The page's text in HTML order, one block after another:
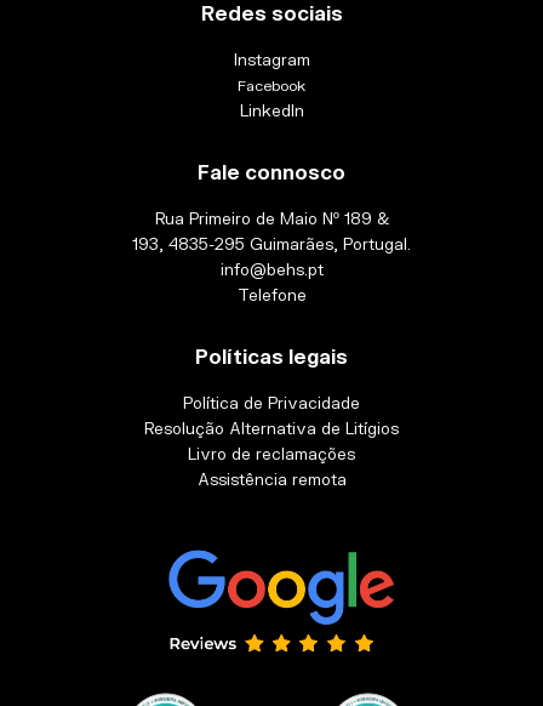
Redes sociais
Instagram
Facebook
LinkedIn
Fale connosco
Rua Primeiro de Maio Nº 189 &
193, 4835-295 Guimarães, Portugal.
info@behs.pt
Telefone
Políticas legais
Política de Privacidade
Resolução Alternativa de Litígios
Livro de reclamações
Assistência remota